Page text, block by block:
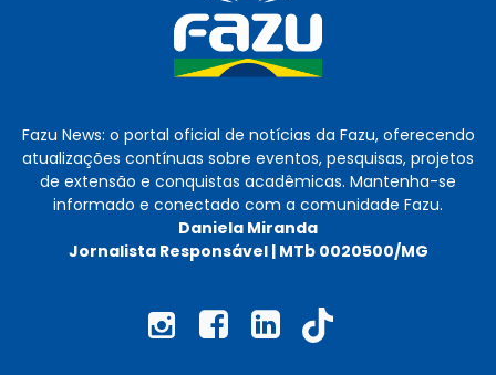
Fazu News: o portal oficial de notícias da Fazu, oferecendo
atualizações contínuas sobre eventos, pesquisas, projetos
de extensão e conquistas acadêmicas. Mantenha-se
informado e conectado com a comunidade Fazu.
Daniela Miranda
Jornalista Responsável | MTb 0020500/MG